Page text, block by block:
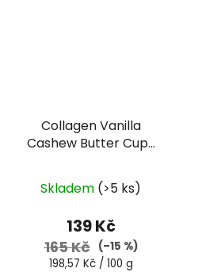
Collagen Vanilla
Cashew Butter Cups
Skladem (>5 ks)
139 Kč
165 Kč
(–15 %)
Měrná
198,57 Kč / 100 g